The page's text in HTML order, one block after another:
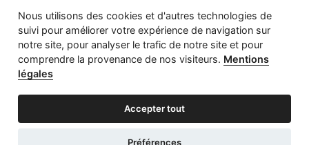
©2026 GRYPHEA.ORG - CONCEPTIONSTUDIO BS
Nous utilisons des cookies et d'autres technologies de
suivi pour améliorer votre expérience de navigation sur
notre site, pour analyser le trafic de notre site et pour
comprendre la provenance de nos visiteurs. Mentions
légales
Accepter tout
Préférences